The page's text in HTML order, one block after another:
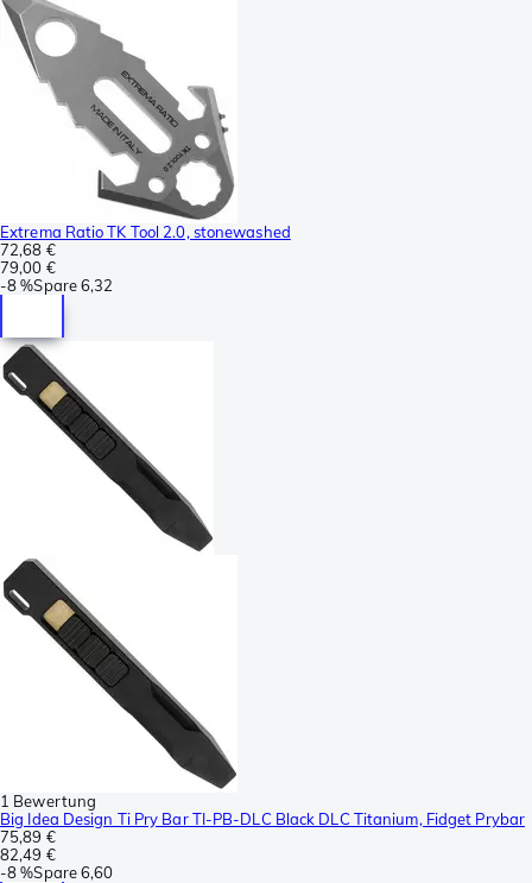
Extrema Ratio TK Tool 2.0, stonewashed
72,68 €
79,00 €
-8 %Spare6,32
1 Bewertung
Big Idea Design Ti Pry Bar TI-PB-DLC Black DLC Titanium, Fidget Prybar
75,89 €
82,49 €
-8 %Spare6,60